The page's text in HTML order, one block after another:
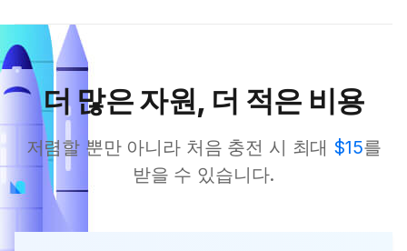
더 많은 자원, 더 적은 비용
저렴할 뿐만 아니라 처음 충전 시 최대 $15를
받을 수 있습니다.